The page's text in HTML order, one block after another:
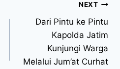
NEXT
Dari Pintu ke Pintu
Kapolda Jatim
Kunjungi Warga
Melalui Jum’at Curhat